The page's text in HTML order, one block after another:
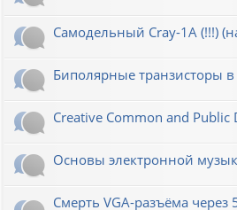
Cамодельный Cray-1A (!!!)
Биполярные транзисторы в
Creative Common and Public
Основы электронной
Смерть VGA-разъёма через